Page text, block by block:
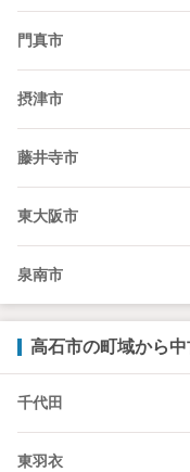
門真市
摂津市
藤井寺市
東大阪市
泉南市
高石市の町域から
千代田
東羽衣